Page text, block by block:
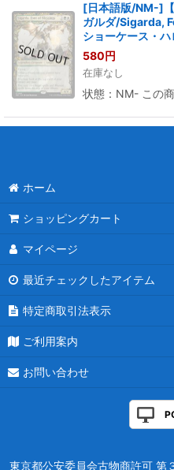
[日本語版/NM-]
ガルダ/Sigarda,
ショーケース・
580円
在庫なし
状態：NM- この
ホーム
ショッピングカート
マイページ
最近チェックしたアイテム
特定商取引法表示
ご利用案内
お問い合わせ
東京都公安委員会古物商許可